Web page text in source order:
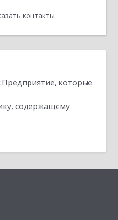
контакты
Назад
которые
содержащему